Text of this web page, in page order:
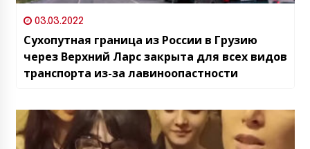
03.03.2022
Сухопутная граница из России в Грузию
через Верхний Ларс закрыта для всех видов
транспорта из-за лавиноопастности